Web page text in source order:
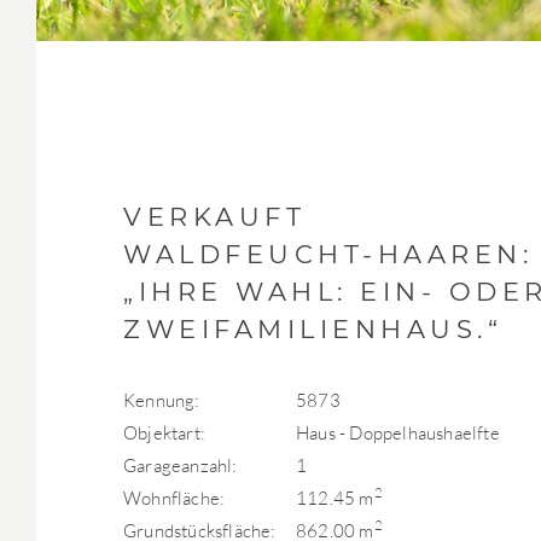
VERKAUFT
WALDFEUCHT-HAAREN:
„IHRE WAHL: EIN-
ZWEIFAMILIENHAUS.“
Kennung:
5873
Objektart:
Haus - Doppelhaushaelfte
Garageanzahl:
1
Wohnfläche:
112.45 m2
Grundstücksfläche: 862.00 m2